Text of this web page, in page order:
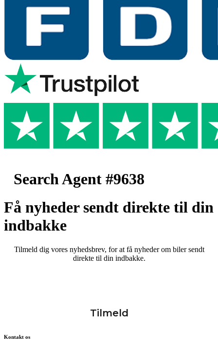
Search Agent #9638
Få nyheder sendt direkte til din
indbakke
Tilmeld dig vores nyhedsbrev, for at få nyheder om biler sendt
direkte til din indbakke.
Kontakt os